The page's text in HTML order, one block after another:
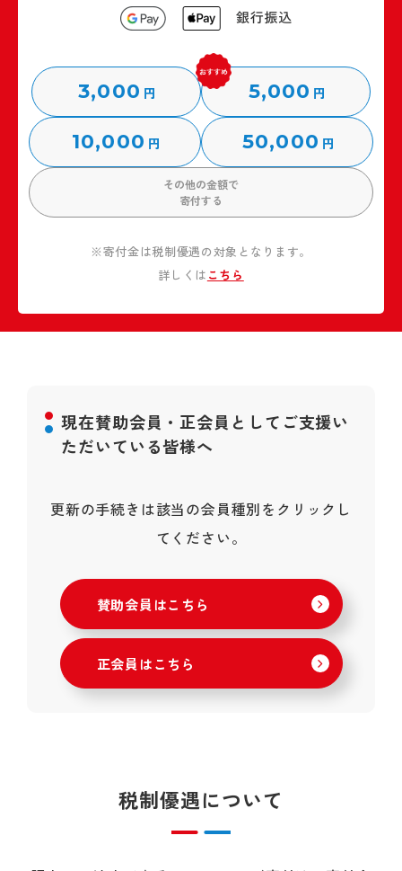
3,000 円 5,000 円
10,000 円 50,000 円
その他の金額で
寄付する
※寄付金は税制優遇の対象となります。
詳しくは こちら
現在賛助会員・正会員としてご支援い
ただいている皆様へ
更新の手続きは該当の会員種別をクリックし
てください。
賛助会員はこちら
正会員はこちら
税制優遇について